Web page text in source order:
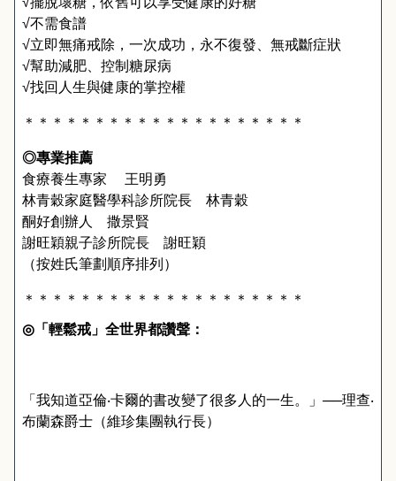
√不需食譜
√立即無痛戒除，一次成功，永不復發、無戒斷症狀
√幫助減肥、控制糖尿病
√找回人生與健康的掌控權
＊＊＊＊＊＊＊＊＊＊＊＊＊＊＊＊＊＊＊＊
◎專業推薦
食療養生專家
王明勇
林青穀家庭醫學科診所院長　林青穀
酮好創辦人　撒景賢
謝旺穎親子診所院長　謝旺穎
（按姓氏筆劃順序排列）
＊＊＊＊＊＊＊＊＊＊＊＊＊＊＊＊＊＊＊＊
◎ 「輕鬆戒」全世界都讚聲：
「我知道亞倫‧卡爾的書改變了很多人的一生。」──理查‧
布蘭森爵士（維珍集團執行長）